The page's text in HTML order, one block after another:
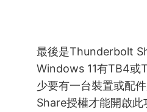
最後是Thunderbolt
Windows 11有TB4或
少要有一台裝置或配
Share授權才能開啟此